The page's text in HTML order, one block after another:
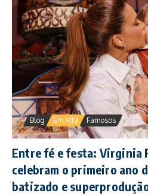
Blog Em Alta Famosos
Entre fé e festa: Virginia
celebram o primeiro ano
batizado e